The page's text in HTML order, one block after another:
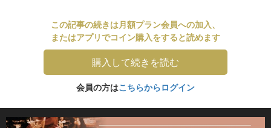
この記事の続きは月額プラン会員への加入、
またはアプリでコイン購入をすると読めます
購入して続きを読む
会員の方はこちらからログイン